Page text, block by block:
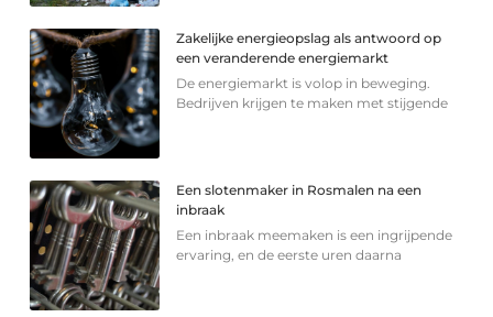
Zakelijke energieopslag als antwoord op
een veranderende energiemarkt
De energiemarkt is volop in beweging.
Bedrijven krijgen te maken met stijgende
Een slotenmaker in Rosmalen na een
inbraak
Een inbraak meemaken is een ingrijpende
ervaring, en de eerste uren daarna